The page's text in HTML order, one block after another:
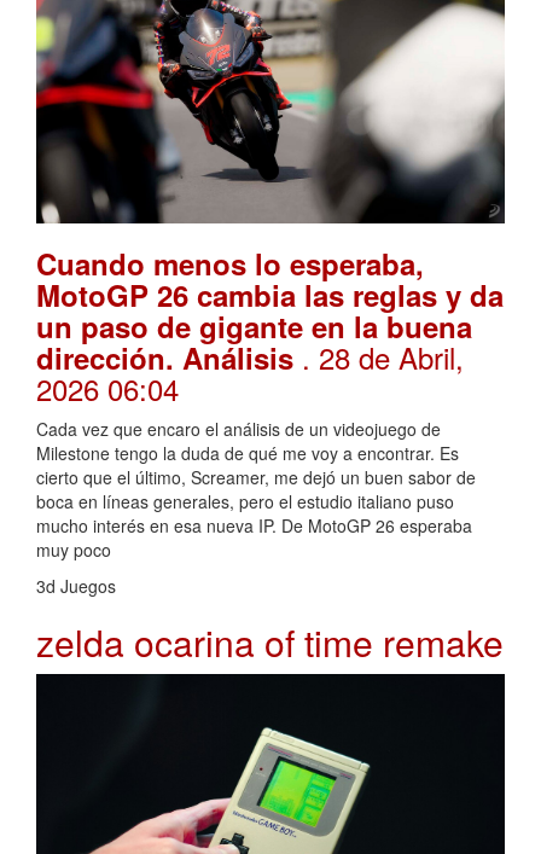
Cuando menos lo esperaba,
MotoGP 26 cambia las reglas y da
un paso de gigante en la buena
dirección. Análisis . 28 de Abril,
2026 06:04
Cada vez que encaro el análisis de un videojuego de
Milestone tengo la duda de qué me voy a encontrar. Es
cierto que el último, Screamer, me dejó un buen sabor de
boca en líneas generales, pero el estudio italiano puso
mucho interés en esa nueva IP. De MotoGP 26 esperaba
muy poco
3d Juegos
zelda ocarina of time remake